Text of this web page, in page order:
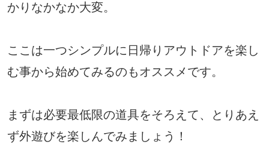
かりなかなか大変。
ここは一つシンプルに日帰りアウトドアを楽し
む事から始めてみるのもオススメです。
まずは必要最低限の道具をそろえて、とりあえ
ず外遊びを楽しんでみましょう！